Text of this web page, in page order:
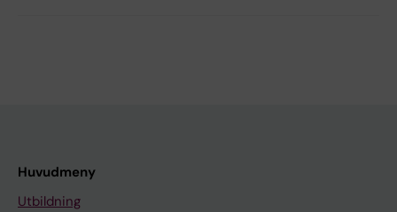
Huvudmeny
Utbildning